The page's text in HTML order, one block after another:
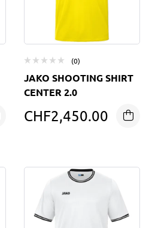
(0)
JAKO SHOOTING SHIRT
CENTER 2.0
CHF2,450.00